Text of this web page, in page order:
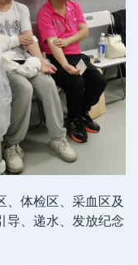
、体检区、采血区及
导、递水、发放纪念